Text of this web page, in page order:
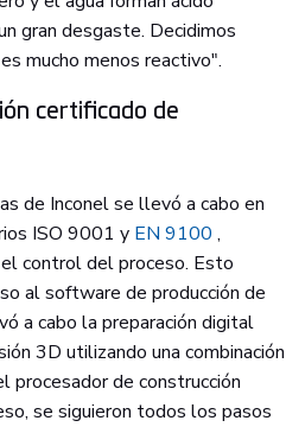
gran desgaste. Decidimos
mucho menos reactivo".
certificado de
de Inconel se llevó a cabo en
ISO 9001 y EN 9100 ,
control del proceso. Esto
al software de producción de
a cabo la preparación digital
3D utilizando una combinación
procesador de construcción
se siguieron todos los pasos